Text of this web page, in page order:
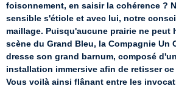
foisonnement, en saisir la cohérence ?
sensible s'étiole et avec lui, notre
maillage. Puisqu'aucune prairie ne peut
scène du Grand Bleu, la Compagnie Un
dresse son grand barnum, composé
installation immersive afin de retisser
Vous voilà ainsi flânant entre les